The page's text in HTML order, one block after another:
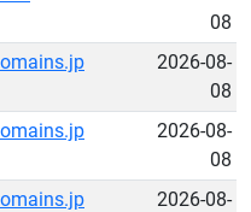
08
2026-08-
08
2026-08-
08
2026-08-